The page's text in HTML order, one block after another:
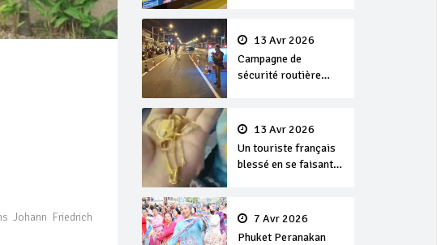
Johann Friedrich
13 Avr 2026
Campagne de
sécurité routière
13 Avr 2026
Un touriste français
blessé en se faisant
7 Avr 2026
Phuket Peranakan